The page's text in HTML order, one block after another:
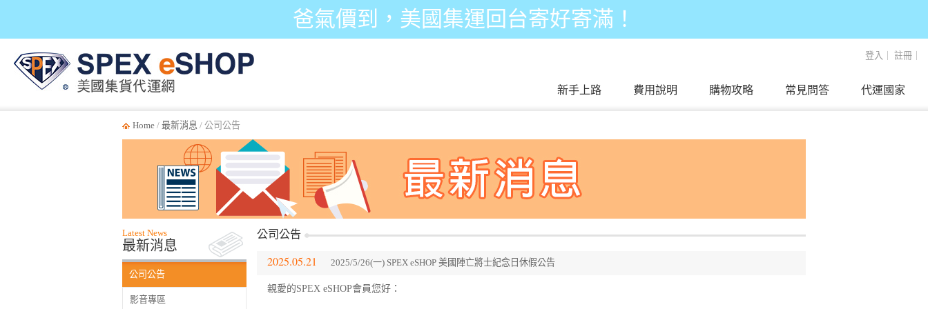
爸氣價到，美國集運回台寄好寄滿！
登入 註冊
代運國家
常見問答
購物攻略
費用說明
新手上路
Home / 最新消息 / 公司公告
Latest News
最新消息
公司公告
影音專區
公司公告
2025.05.21 2025/5/26(一) SPEX eSHOP 美國陣亡將士紀念日休假公告
親愛的SPEX eSHOP會員您好：